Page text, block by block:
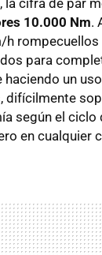
10.000 Nm.
h rompecuellos
para
haciendo un
difícilmente
según el ciclo
en cualquier